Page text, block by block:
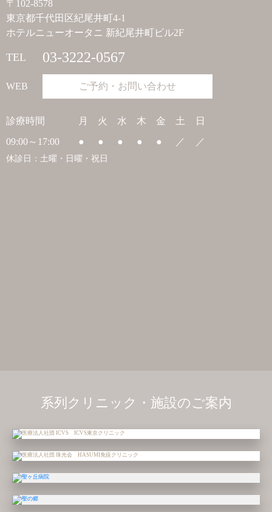
〒102-8578
東京都千代田区紀尾井町4-1
ホテルニューオータニ 新紀尾井町ビル2F
TEL 03-3222-0567
WEB ご予約・お問い合わせ
診療時間 月 火 水 木 金 土
日
09:00～17:00
● ● ● ● ● ／ ／
休診日：土曜・日曜・祝日
系列クリニック・施設のご案内